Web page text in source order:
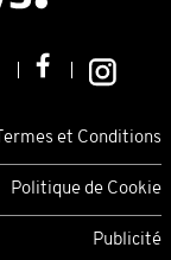
Termes et Conditions
Politique de Cookie
Publicité